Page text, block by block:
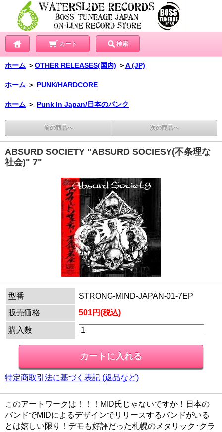
カート 検索
ホーム ＞OTHER RELEASES(国内) ＞A (JP)
ホーム ＞ PUNK/HARDCORE
ホーム ＞ Punk In Japan/日本のパンク
前の商品へ 次の商品へ
ABSURD SOCIETY "ABSURD SOCIESY(不条理な
社会)" 7"
型番
STRONG-MIND-JAPAN-01-7EP
販売価格
501円(税込)
購入数
特定商取引法に基づく表記 (返品など)
このアートワークは！！！MID氏じゃないですか！日本の
バンドでMIDによるデザインでリリースするバンドがいる
とは嬉しい限り！デモも好評だった札幌のメタリック･クラ